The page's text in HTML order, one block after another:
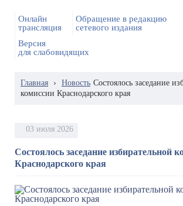
Онлайн
трансляция
Обращение в редакцию
сетевого издания
Версия
для слабовидящих
Главная › Новость Состоялось заседание
комиссии Краснодарского края
03 июля 2026
Состоялось заседание избирательной
Краснодарского края